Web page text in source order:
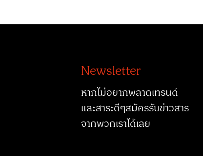
Newsletter
หากไม่อยากพลาดเทรนด์
และสาระดีๆสมัครรับข่าวสาร
จากพวกเราได้เลย